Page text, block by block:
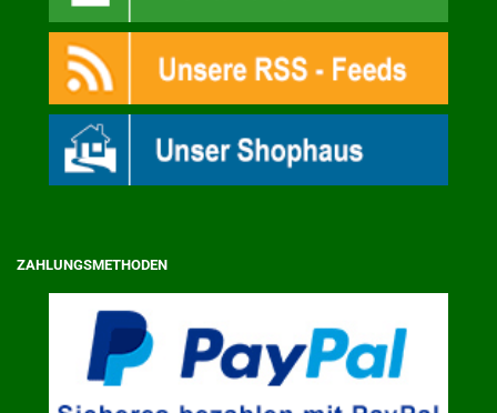
ZAHLUNGSMETHODEN